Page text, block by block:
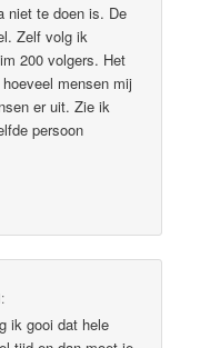
niet te doen is. De
Zelf volg ik
200 volgers. Het
mensen mij
er uit. Zie ik
persoon
ik gooi dat hele